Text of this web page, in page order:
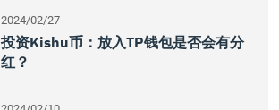
2024/02/27
投资Kishu币：放入TP钱包是否会有分
红？